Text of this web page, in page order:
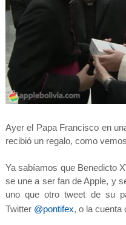
Ayer el Papa Francisco en
recibió un regalo, como
Ya sabíamos que Benedicto
se une a ser fan de Apple, y
uno que otro tweet de su
Twitter @pontifex, o la cuenta